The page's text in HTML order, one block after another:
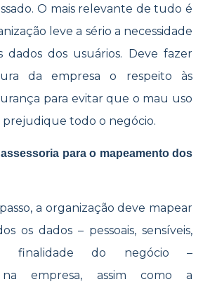
O mais relevante de tudo é
leve a sério a necessidade
dos usuários. Deve fazer
da empresa o respeito às
para evitar que o mau uso
todo o negócio.
para o mapeamento dos
a organização deve mapear
os dados – pessoais, sensíveis,
à finalidade do negócio –
na empresa, assim como a